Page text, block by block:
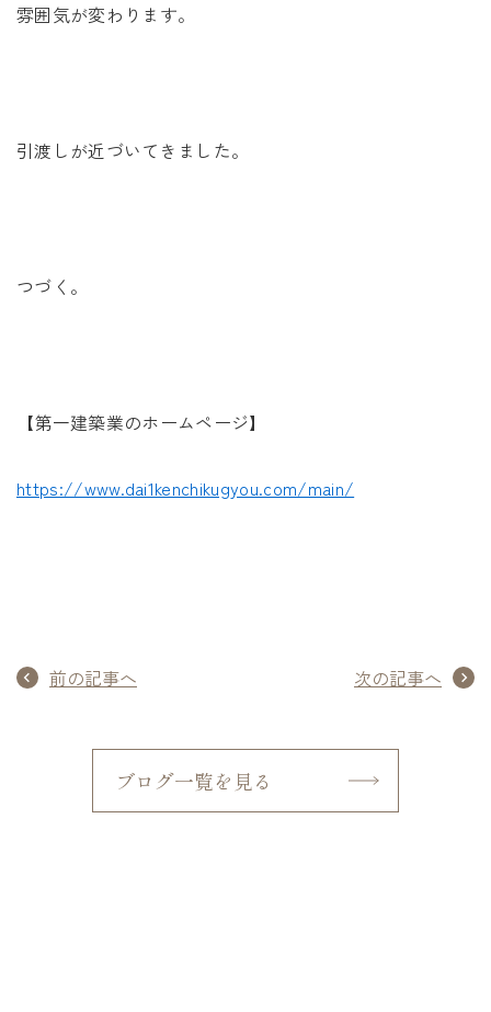
雰囲気が変わります。
引渡しが近づいてきました。
つづく。
【第一建築業のホームページ】
https://www.dai1kenchikugyou.com/main/
前の記事へ 次の記事へ
ブログ一覧を見る